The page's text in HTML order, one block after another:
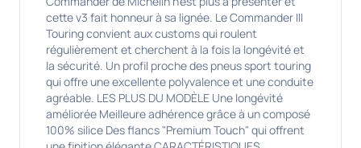
cette v3 fait honneur à sa lignée. Le Commander III
Touring convient aux customs qui roulent
régulièrement et cherchent à la fois la longévité et
la sécurité. Un profil proche des pneus sport touring
qui offre une excellente polyvalence et une conduite
agréable. LES PLUS DU MODÈLE Une longévité
améliorée Meilleure adhérence grâce à un composé
100% silice Des flancs "Premium Touch" qui offrent